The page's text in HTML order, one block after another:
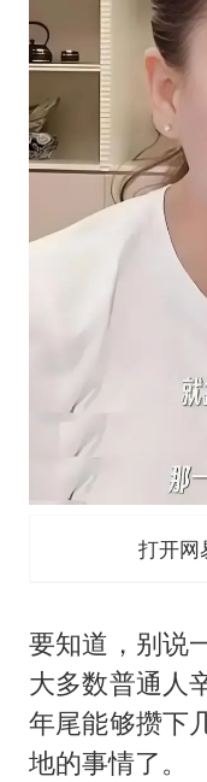
打开网
要知道，别说
大多数普通人
年尾能够攒下
地的事情了。